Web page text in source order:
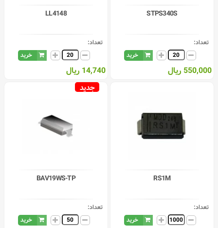
STPS340S
تعداد:
خرید
550,000 ریال
LL4148
تعداد:
خرید
14,740 ریال
RS1M
تعداد:
خرید
جدید
BAV19WS-TP
تعداد:
خرید